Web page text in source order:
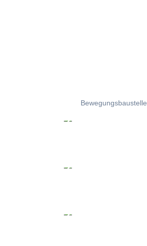
Bewegungsbaustelle